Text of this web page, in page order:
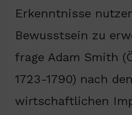
Erkenntnisse
Bewusstsein zu
frage Adam Smith
1723-1790) nach den
wirtschaftlichen